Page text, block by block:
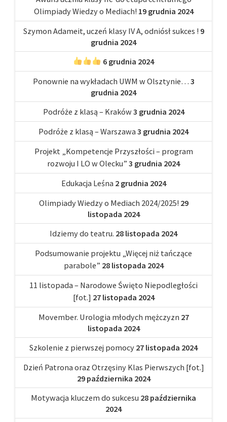
Olimpiady Wiedzy o Mediach! 19 grudnia 2024
Szymon Adameit, uczeń klasy IV A, odniósł sukces ! 9
grudnia 2024
6 grudnia 2024
Ponownie na wykładach UWM w Olsztynie… 3
grudnia 2024
Podróże z klasą – Kraków 3 grudnia 2024
Podróże z klasą – Warszawa 3 grudnia 2024
Projekt „Kompetencje Przyszłości – program
rozwoju I LO w Olecku” 3 grudnia 2024
Edukacja Leśna 2 grudnia 2024
Olimpiady Wiedzy o Mediach 2024/2025! 29
listopada 2024
Idziemy do teatru. 28 listopada 2024
Podsumowanie projektu „Więcej niż tańczące
parabole” 28 listopada 2024
11 listopada – Narodowe Święto Niepodległości
[fot.] 27 listopada 2024
Movember. Urologia młodych mężczyzn 27
listopada 2024
Szkolenie z pierwszej pomocy 27 listopada 2024
Dzień Patrona oraz Otrzęsiny Klas Pierwszych [fot.]
29 października 2024
Motywacja kluczem do sukcesu 28 października
2024